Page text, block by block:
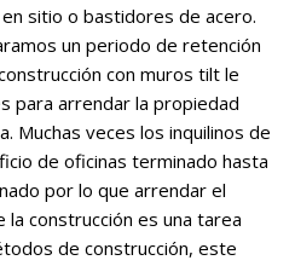
sitio o bastidores de acero.
un periodo de retención
con muros tilt le
para arrendar la propiedad
Muchas veces los inquilinos de
de oficinas terminado hasta
por lo que arrendar el
construcción es una tarea
de construcción, este